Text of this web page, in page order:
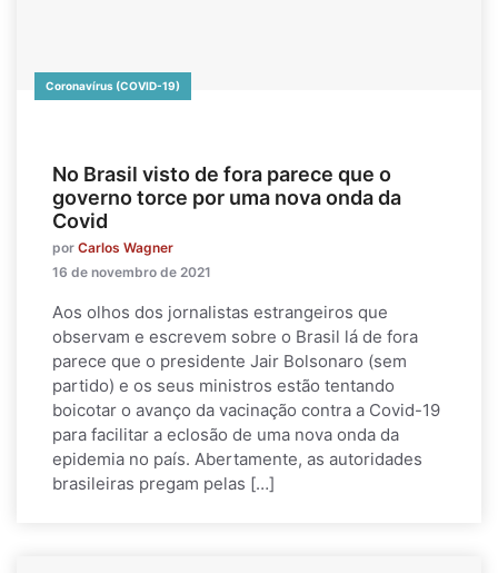
Coronavírus (COVID-19)
No Brasil visto de fora parece que o
governo torce por uma nova onda da
Covid
por Carlos Wagner
16 de novembro de 2021
Aos olhos dos jornalistas estrangeiros que
observam e escrevem sobre o Brasil lá de fora
parece que o presidente Jair Bolsonaro (sem
partido) e os seus ministros estão tentando
boicotar o avanço da vacinação contra a Covid-19
para facilitar a eclosão de uma nova onda da
epidemia no país. Abertamente, as autoridades
brasileiras pregam pelas […]